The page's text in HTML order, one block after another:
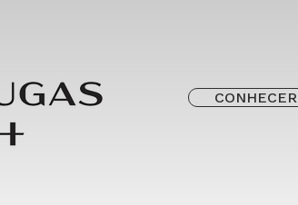
CONHECER